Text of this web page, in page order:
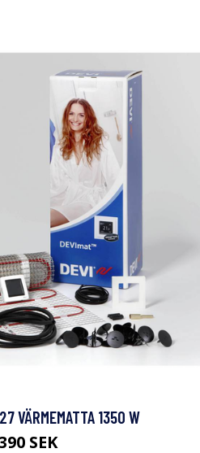
VÄRMEMATTA 1350 W
SEK